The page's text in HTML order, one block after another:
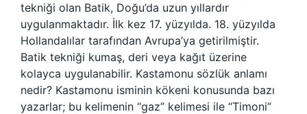
tekniği olan Batik, Doğu’da uzun yıllardır
uygulanmaktadır. İlk kez 17. yüzyılda. 18. yüzyılda
Hollandalılar tarafından Avrupa’ya getirilmiştir.
Batik tekniği kumaş, deri veya kağıt üzerine
kolayca uygulanabilir. Kastamonu sözlük anlamı
nedir? Kastamonu isminin kökeni konusunda bazı
yazarlar; bu kelimenin “gaz” kelimesi ile “Timoni”